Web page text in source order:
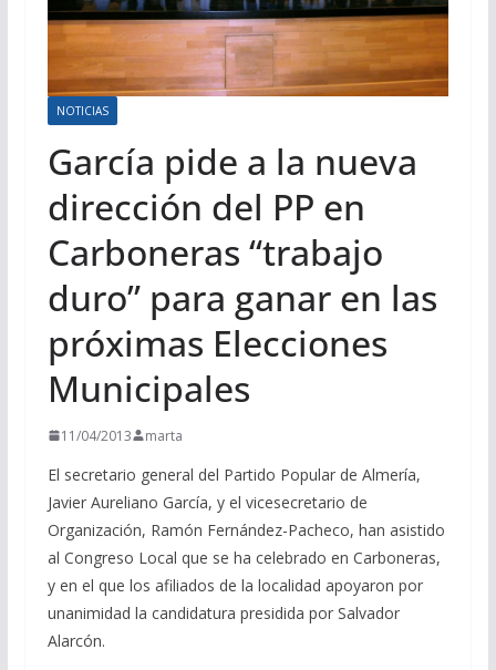
NOTICIAS
García pide a la nueva
dirección del PP en
Carboneras “trabajo
duro” para ganar en las
próximas Elecciones
Municipales
11/04/2013 marta
El secretario general del Partido Popular de Almería,
Javier Aureliano García, y el vicesecretario de
Organización, Ramón Fernández-Pacheco, han asistido
al Congreso Local que se ha celebrado en Carboneras,
y en el que los afiliados de la localidad apoyaron por
unanimidad la candidatura presidida por Salvador
Alarcón.